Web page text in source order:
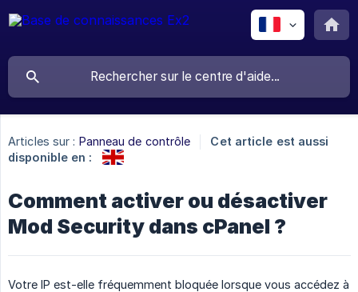
Articles sur : Panneau de contrôle
Cet article est aussi
disponible en :
Comment activer ou désactiver
Mod Security dans cPanel ?
Votre IP est-elle fréquemment bloquée lorsque vous accédez à